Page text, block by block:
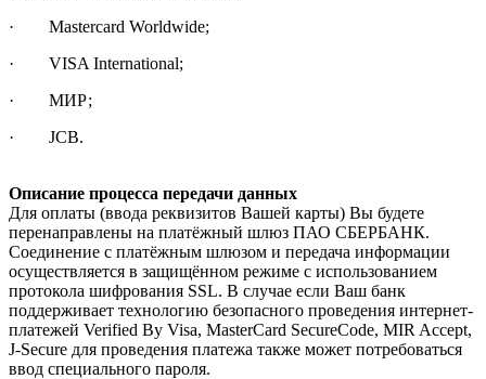
· Mastercard Worldwide;
· VISA International;
· МИР;
· JCB.
Описание процесса передачи данных
Для оплаты (ввода реквизитов Вашей карты) Вы будете
перенаправлены на платёжный шлюз ПАО СБЕРБАНК.
Соединение с платёжным шлюзом и передача информации
осуществляется в защищённом режиме с использованием
протокола шифрования SSL. В случае если Ваш банк
поддерживает технологию безопасного проведения интернет-
платежей Verified By Visa, MasterCard SecureCode, MIR Accept,
J-Secure для проведения платежа также может потребоваться
ввод специального пароля.